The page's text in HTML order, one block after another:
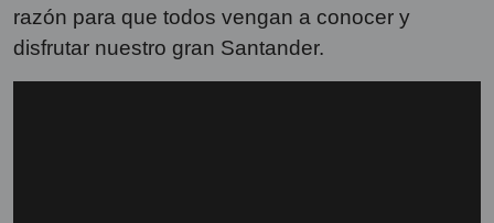
razón para que todos vengan a conocer y
disfrutar nuestro gran Santander.